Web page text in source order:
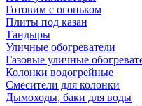
Готовим с огоньком
Плиты под казан
Тандыры
Уличные обогреватели
Газовые уличные
Колонки водогрейные
Смесители для колонки
Дымоходы, баки для воды